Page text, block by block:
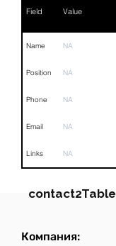
Field Value
Name NA
Position NA
Phone NA
Email NA
Links NA
contact2Table
Field
Компания: